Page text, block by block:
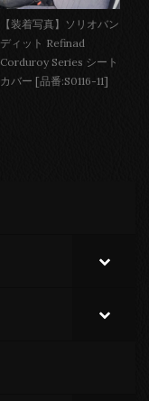
【装着写真】ソリオバン
ディット Refinad
Corduroy Series シート
カバー [品番:S0116-11]